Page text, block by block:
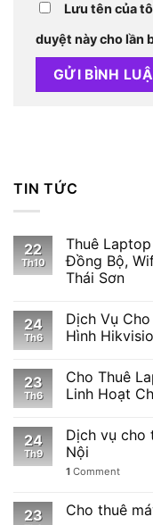
Lưu tên của
duyệt này cho lần
TIN TỨC
22
Th10
Thuê
Đồng Bộ,
Thái Sơn
24
Th6
Dịch Vụ
Hình
23
Th6
Cho Thuê
Linh Hoạt
24
Th9
Dịch vụ cho
Nội
1 Comment
23 Cho thuê